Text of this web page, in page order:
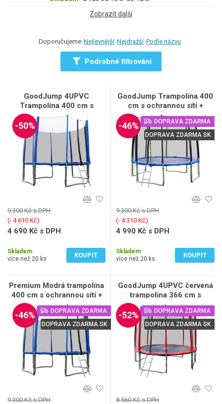
Zobrazit další
Doporučujeme Nejlevnější Nejdražší Podle názvu
Podrobné filtrování
GoodJump 4UPVC
Trampolína 400 cm s
ochrannou sítí + žebřík +
krycí plachta
-50%
9 300 Kč s DPH
(‐ 4 610 Kč)
4 690 Kč s DPH
Skladem
více než 20 ks
KOUPIT
GoodJump Trampolína 400
cm s ochrannou sítí +
žebřík
DOPRAVA ZDARMA
DOPRAVA ZDARMA SK
-46%
9 300 Kč s DPH
(‐ 4 310 Kč)
4 990 Kč s DPH
Skladem
více než 20 ks
KOUPIT
Premium Modrá trampolína
400 cm s ochrannou sítí +
žebřík + krycí plachta
DOPRAVA ZDARMA
DOPRAVA ZDARMA SK
-46%
9 300 Kč s DPH
GoodJump 4UPVC červená
trampolína 366 cm s
ochrannou sítí + žebřík +
krycí plachta
DOPRAVA ZDARMA
DOPRAVA ZDARMA SK
-52%
8 560 Kč s DPH